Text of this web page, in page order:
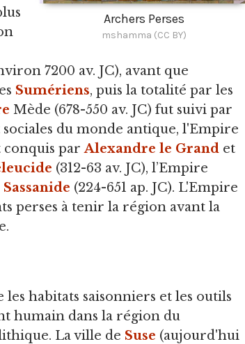
Archers Perses
mshamma (CC BY)
7200 av. JC), avant que
Sumériens, puis la totalité par les
Mède (678-550 av. JC) fut suivi par
du monde antique, l'Empire
conquis parAlexandre le Grand et
(312-63 av. JC), l’Empire
(224-651 ap. JC). L'Empire
perses à tenir la région avant la
habitats saisonniers et les outils
humain dans la région du
La ville de Suse (aujourd'hui